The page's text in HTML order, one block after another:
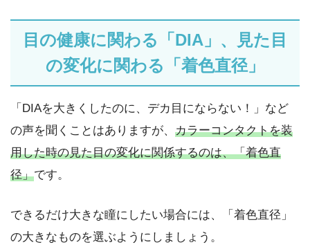
目の健康に関わる「DIA」、見た目
の変化に関わる「着色直径」
「DIAを大きくしたのに、デカ目にならない！」など
の声を聞くことはありますが、 カラーコンタクトを装
用した時の見た目の変化に関係するのは、「着色直
径」です。
できるだけ大きな瞳にしたい場合には、「着色直径」
の大きなものを選ぶようにしましょう。